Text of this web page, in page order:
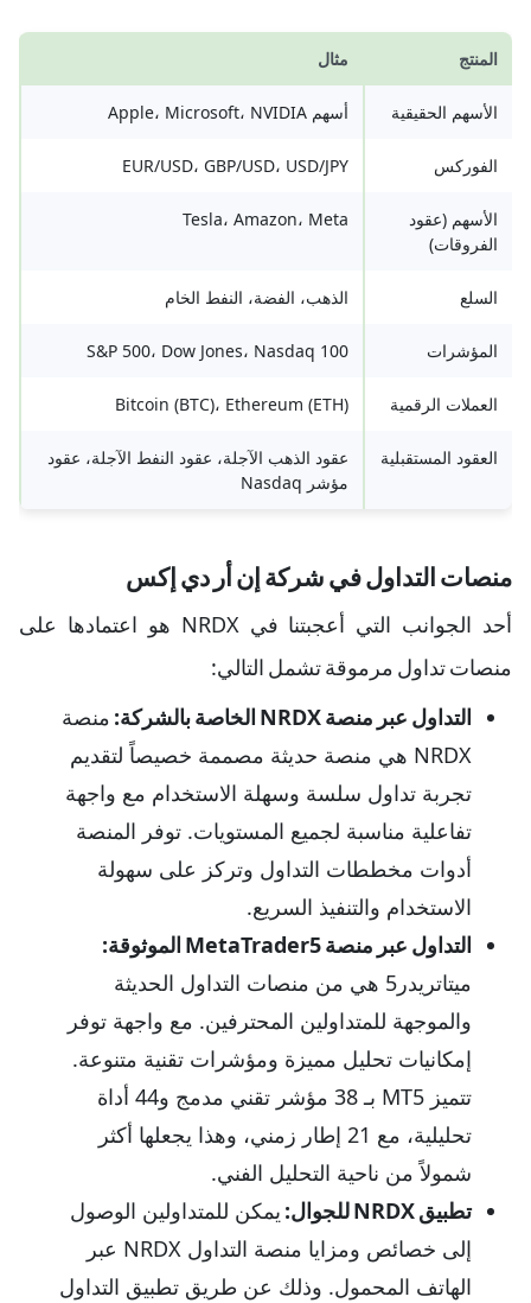
المنتج مثال
الأسهم الحقيقية أسهم Apple، Microsoft، NVIDIA
الفوركس EUR/USD، GBP/USD، USD/JPY
الأسهم (عقود
الفروقات)
Tesla، Amazon، Meta
السلع الذهب، الفضة، النفط الخام
المؤشرات S&P 500، Dow Jones، Nasdaq 100
العملات الرقمية Bitcoin (BTC)، Ethereum (ETH)
العقود المستقبلية
عقود الذهب الآجلة، عقود النفط الآجلة، عقود
مؤشر Nasdaq
منصات التداول في شركة إن أر دي إكس
أحد الجوانب التي أعجبتنا في NRDX هو اعتمادها على
منصات تداول مرموقة تشمل التالي:
التداول عبر منصة NRDX الخاصة بالشركة:
منصة
NRDX هي منصة حديثة مصممة خصيصاً لتقديم
تجربة تداول سلسة وسهلة الاستخدام مع واجهة
تفاعلية مناسبة لجميع المستويات. توفر المنصة
أدوات مخططات التداول وتركز على سهولة
الاستخدام والتنفيذ السريع.
التداول عبر منصة MetaTrader5 الموثوقة:
ميتاتريدر5 هي من منصات التداول الحديثة
والموجهة للمتداولين المحترفين. مع واجهة توفر
إمكانيات تحليل مميزة ومؤشرات تقنية متنوعة.
تتميز MT5 بـ 38 مؤشر تقني مدمج و44 أداة
تحليلية، مع 21 إطار زمني، وهذا يجعلها أكثر
شمولاً من ناحية التحليل الفني.
تطبيق NRDX للجوال:
يمكن للمتداولين الوصول
إلى خصائص ومزايا منصة التداول NRDX عبر
الهاتف المحمول. وذلك عن طريق تطبيق التداول